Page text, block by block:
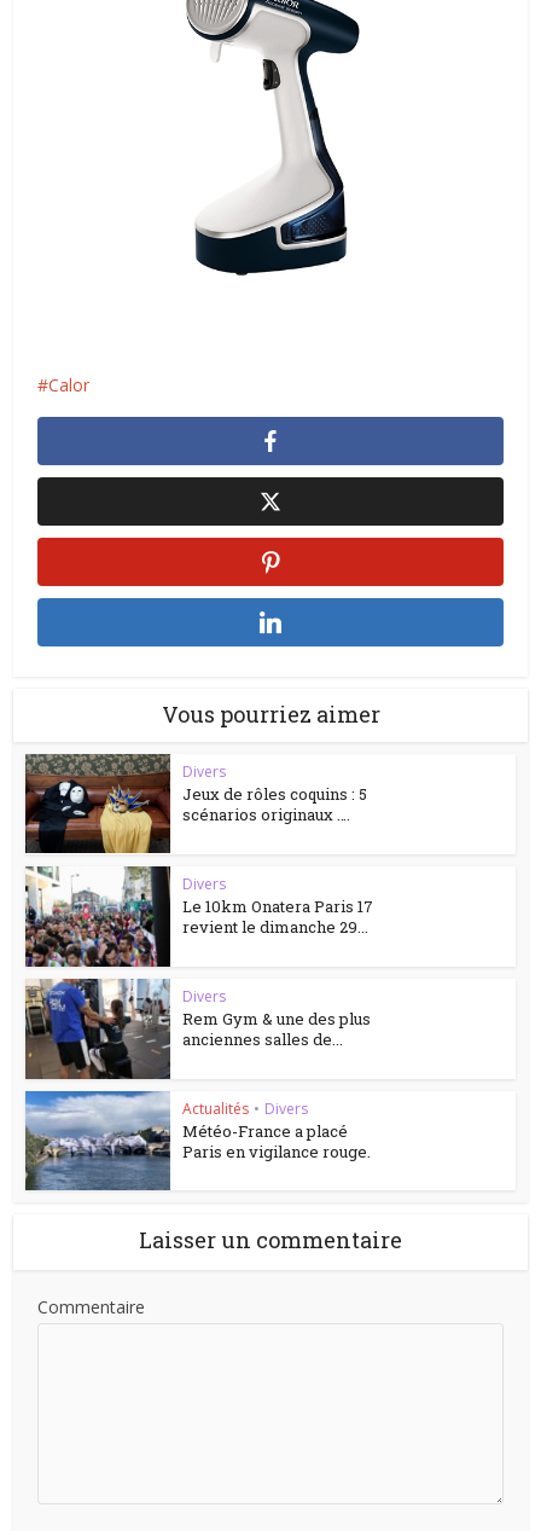
Calor
Vous pourriez aimer
Divers
Jeux de rôles coquins : 5
scénarios originaux ….
Divers
Le 10km Onatera Paris 17
revient le dimanche 29...
Divers
Rem Gym & une des plus
anciennes salles de...
Actualités • Divers
Météo-France a placé
Paris en vigilance rouge.
Laisser un commentaire
Commentaire